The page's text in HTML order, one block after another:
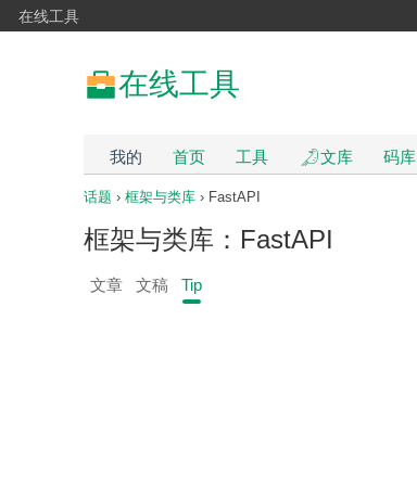
在线工具
在线工具
我的 首页 工具 文库 码库
话题 › 框架与类库 › FastAPI
框架与类库：FastAPI
文章 文稿 Tip